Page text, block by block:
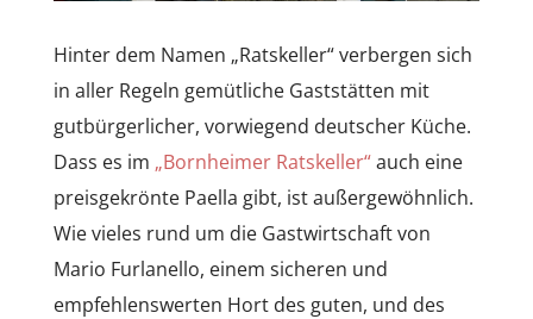
Hinter dem Namen „Ratskeller“ verbergen sich
in aller Regeln gemütliche Gaststätten mit
gutbürgerlicher, vorwiegend deutscher Küche.
Dass es im „Bornheimer Ratskeller“auch eine
preisgekrönte Paella gibt, ist außergewöhnlich.
Wie vieles rund um die Gastwirtschaft von
Mario Furlanello, einem sicheren und
empfehlenswerten Hort des guten, und des